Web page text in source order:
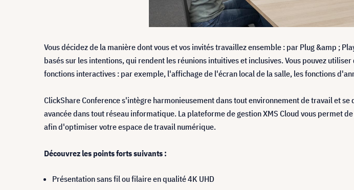
Vous décidez de la manière dont vous et vos invités travaillez ensemble : par Plug &amp ;
basés sur les intentions, qui rendent les réunions intuitives et inclusives. Vous pouvez
fonctions interactives : par exemple, l'affichage de l'écran local de la salle, les fonctions
ClickShare Conference s'intègre harmonieusement dans tout environnement de travail et
avancée dans tout réseau informatique. La plateforme de gestion XMS Cloud vous permet
afin d'optimiser votre espace de travail numérique.
Découvrez les points forts suivants :
Présentation sans fil ou filaire en qualité 4K UHD